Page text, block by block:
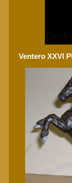
Ventero XXVI